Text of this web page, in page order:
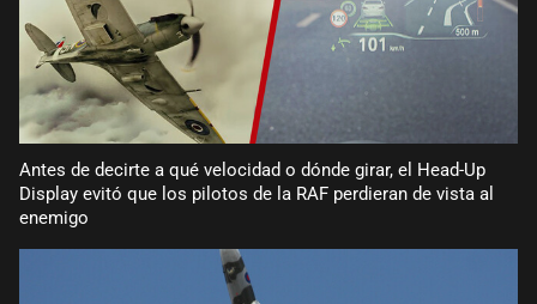
Antes de decirte a qué velocidad o dónde girar, el Head-Up
Display evitó que los pilotos de la RAF perdieran de vista al
enemigo